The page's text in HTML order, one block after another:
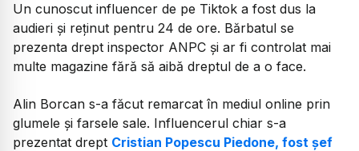
Un cunoscut influencer de pe Tiktok a fost dus la
audieri și reținut pentru 24 de ore. Bărbatul se
prezenta drept inspector ANPC și ar fi controlat mai
multe magazine fără să aibă dreptul de a o face.
Alin Borcan s-a făcut remarcat în mediul online prin
glumele și farsele sale. Influencerul chiar s-a
prezentat drept Cristian Popescu Piedone, fost șef